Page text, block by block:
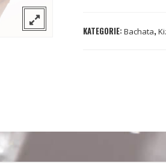
KATEGORIE: Bachata,